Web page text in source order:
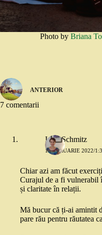
Photo by Briana
ANTERIOR
7 comentarii
Irina Schmitz
1 FEBRUARIE 2022/
Chiar azi am făcut
Curajul de a fi vulnerabil
și claritate în relații.
Mă bucur că ți-ai amintit
pare rău pentru răutatea